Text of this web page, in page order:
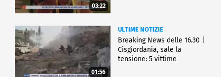
03:22
01:56
ULTIME NOTIZIE
Breaking News delle 16.30 |
Cisgiordania, sale la
tensione: 5 vittime